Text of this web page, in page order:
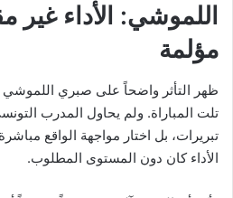
اللموشي: الأداء غير
مؤلمة
ظهر التأثر واضحاً على صبري اللموشي
تلت المباراة. ولم يحاول المدرب
تبريرات، بل اختار مواجهة الواقع
الأداء كان دون المستوى المطلوب.